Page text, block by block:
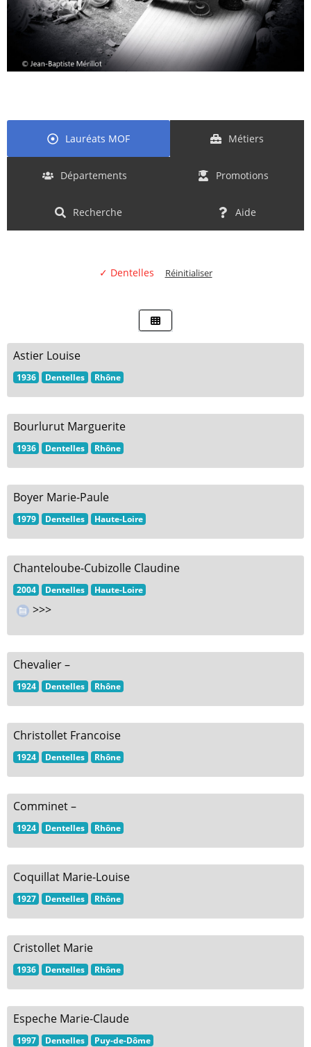
Lauréats MOF Métiers
Départements Promotions
Recherche Aide
✓ Dentelles Réinitialiser
Astier Louise
1936 Dentelles Rhône
Bourlurut Marguerite
1936 Dentelles Rhône
Boyer Marie-Paule
1979 Dentelles Haute-Loire
Chanteloube-Cubizolle Claudine
2004 Dentelles Haute-Loire
>>>
Chevalier –
1924 Dentelles Rhône
Christollet Francoise
1924 Dentelles Rhône
Comminet –
1924 Dentelles Rhône
Coquillat Marie-Louise
1927 Dentelles Rhône
Cristollet Marie
1936 Dentelles Rhône
Espeche Marie-Claude
1997 Dentelles Puy-de-Dôme